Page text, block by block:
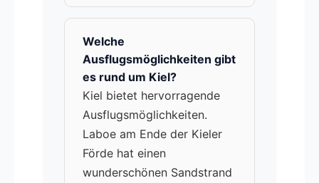
Welche
Ausflugsmöglichkeiten gibt
es rund um Kiel?
Kiel bietet hervorragende
Ausflugsmöglichkeiten.
Laboe am Ende der Kieler
Förde hat einen
wunderschönen Sandstrand